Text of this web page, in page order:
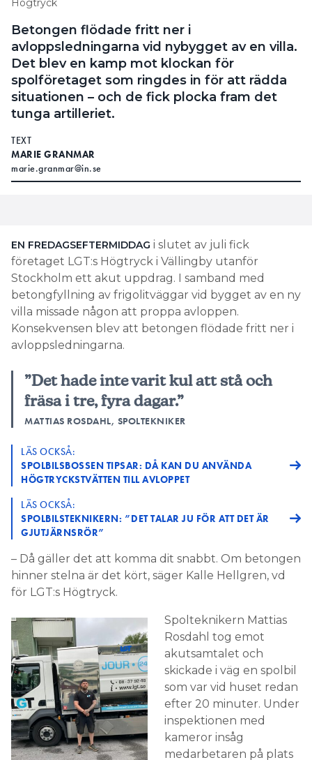
Högtryck
Betongen flödade fritt ner i
avloppsledningarna vid nybygget av en villa.
Det blev en kamp mot klockan för
spolföretaget som ringdes in för att rädda
situationen – och de fick plocka fram det
tunga artilleriet.
TEXT
MARIE GRANMAR
marie.granmar@in.se
EN FREDAGSEFTERMIDDAG i slutet av juli fick
företaget LGT:s Högtryck i Vällingby utanför
Stockholm ett akut uppdrag. I samband med
betongfyllning av frigolitväggar vid bygget av en ny
villa missade någon att proppa avloppen.
Konsekvensen blev att betongen flödade fritt ner i
avloppsledningarna.
”Det hade inte varit kul att stå och
fräsa i tre, fyra dagar.”
MATTIAS ROSDAHL, SPOLTEKNIKER
LÄS OCKSÅ:
SPOLBILSBOSSEN TIPSAR: DÅ KAN DU ANVÄNDA
HÖGTRYCKSTVÄTTEN TILL AVLOPPET
LÄS OCKSÅ:
SPOLBILSTEKNIKERN: ”DET TALAR JU FÖR ATT DET ÄR
GJUTJÄRNSRÖR”
– Då gäller det att komma dit snabbt. Om betongen
hinner stelna är det kört, säger Kalle Hellgren, vd
för LGT:s Högtryck.
Spolteknikern Mattias
Rosdahl tog emot
akutsamtalet och
skickade i väg en spolbil
som var vid huset redan
efter 20 minuter. Under
inspektionen med
kameror insåg
medarbetaren på plats